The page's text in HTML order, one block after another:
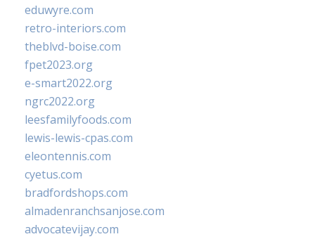
eduwyre.com
retro-interiors.com
theblvd-boise.com
fpet2023.org
e-smart2022.org
ngrc2022.org
leesfamilyfoods.com
lewis-lewis-cpas.com
eleontennis.com
cyetus.com
bradfordshops.com
almadenranchsanjose.com
advocatevijay.com